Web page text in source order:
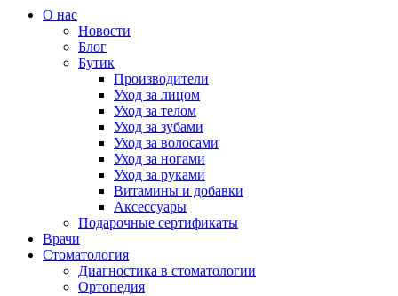
О нас
Новости
Блог
Бутик
Производители
Уход за лицом
Уход за телом
Уход за зубами
Уход за волосами
Уход за ногами
Уход за руками
Витамины и добавки
Аксессуары
Подарочные сертификаты
Врачи
Стоматология
Диагностика в стоматологии
Ортопедия